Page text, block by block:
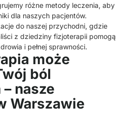
różne metody leczenia, aby
dla naszych pacjentów.
do naszej przychodni, gdzie
z dziedziny fizjoterapii pomogą
i pełnej sprawności.
może
ból
– nasze
Warszawie